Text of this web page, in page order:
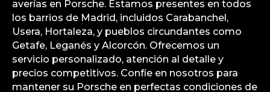
averías en Porsche. Estamos presentes en todos
los barrios de Madrid, incluidos Carabanchel,
Usera, Hortaleza, y pueblos circundantes como
Getafe, Leganés y Alcorcón. Ofrecemos un
servicio personalizado, atención al detalle y
precios competitivos. Confíe en nosotros para
mantener su Porsche en perfectas condiciones de